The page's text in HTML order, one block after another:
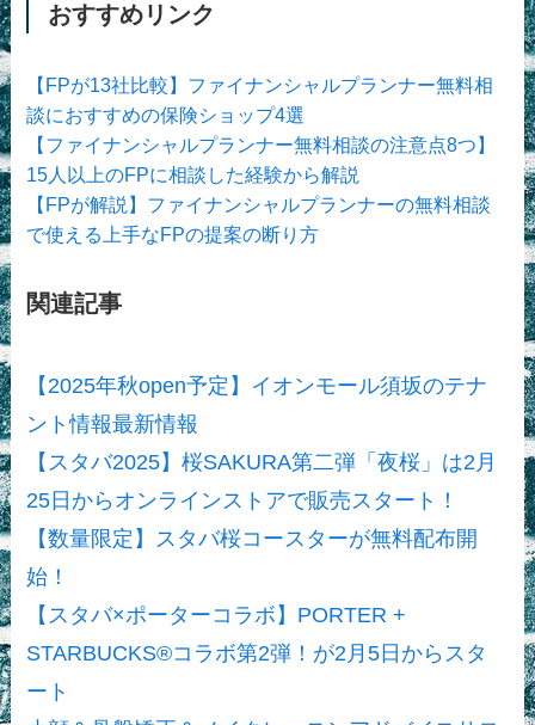
おすすめリンク
【FPが13社比較】ファイナンシャルプランナー無料相
談におすすめの保険ショップ4選
【ファイナンシャルプランナー無料相談の注意点8つ】
15人以上のFPに相談した経験から解説
【FPが解説】ファイナンシャルプランナーの無料相談
で使える上手なFPの提案の断り方
関連記事
【2025年秋open予定】イオンモール須坂のテナ
ント情報最新情報
【スタバ2025】桜SAKURA第二弾「夜桜」は2月
25日からオンラインストアで販売スタート！
【数量限定】スタバ桜コースターが無料配布開
始！
【スタバ×ポーターコラボ】PORTER +
STARBUCKS®コラボ第2弾！が2月5日からスタ
ート